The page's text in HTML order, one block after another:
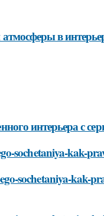
в
интерьера с
sochetaniya-kak-
sochetaniya-kak-